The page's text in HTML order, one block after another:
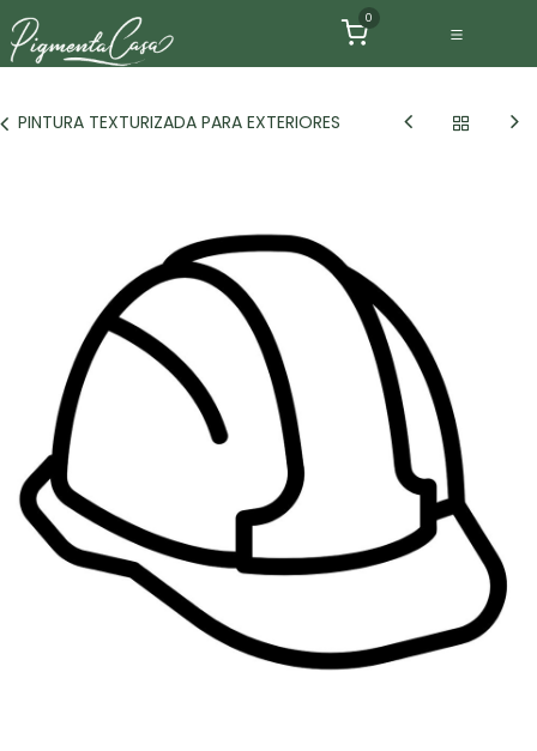
Ir al contenido 0
PINTURA TEXTURIZADA PARA EXTERIORES